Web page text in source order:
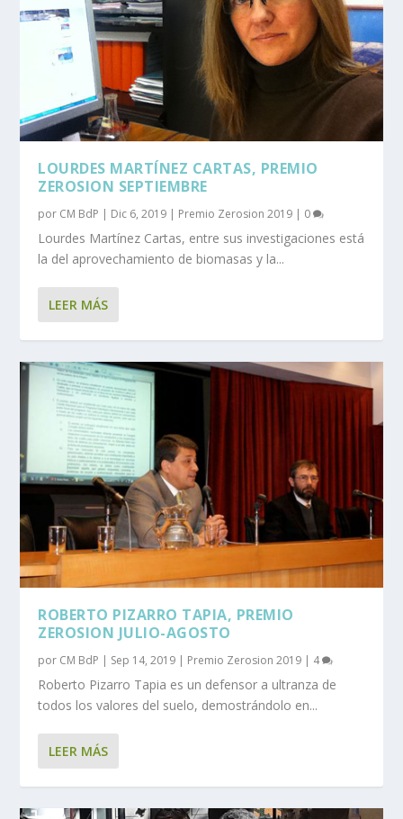
LOURDES MARTÍNEZ CARTAS, PREMIO
ZEROSION SEPTIEMBRE
por CM BdP | Dic 6, 2019 | Premio Zerosion 2019 | 0
Lourdes Martínez Cartas, entre sus investigaciones está
la del aprovechamiento de biomasas y la...
LEER MÁS
ROBERTO PIZARRO TAPIA, PREMIO
ZEROSION JULIO-AGOSTO
por CM BdP | Sep 14, 2019 | Premio Zerosion 2019 | 4
Roberto Pizarro Tapia es un defensor a ultranza de
todos los valores del suelo, demostrándolo en...
LEER MÁS